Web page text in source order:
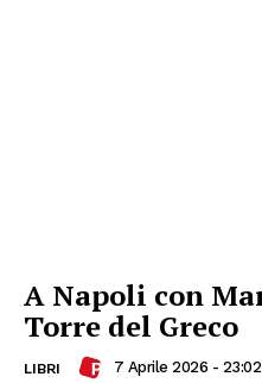
A Napoli con
Torre del Greco
LIBRI 7 Aprile 2026 - 23:02